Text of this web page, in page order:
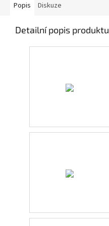
Popis Diskuze
Detailní popis produktu